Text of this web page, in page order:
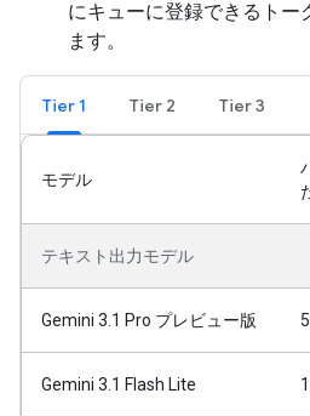
にキューに登録できるトー
ます。
Tier 1 Tier 2 Tier 3
モデル
テキスト出力モデル
Gemini 3.1 Pro プレビュー版
Gemini 3.1 Flash Lite